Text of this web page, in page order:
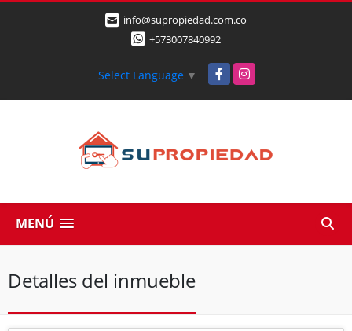
info@supropiedad.com.co
+573007840992
Select Language ▼ FacebookInstagram
MENÚ
Detalles del inmueble